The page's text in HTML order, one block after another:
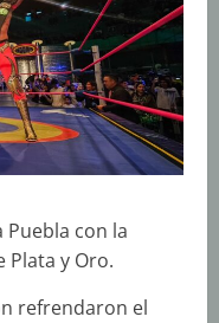
Puebla con la
Plata y Oro.
refrendaron el